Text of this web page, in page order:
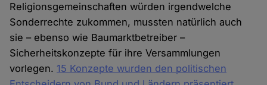
Religionsgemeinschaften würden irgendwelche
Sonderrechte zukommen, mussten natürlich auch
sie – ebenso wie Baumarktbetreiber –
Sicherheitskonzepte für ihre Versammlungen
vorlegen. 15 Konzepte wurden den politischen